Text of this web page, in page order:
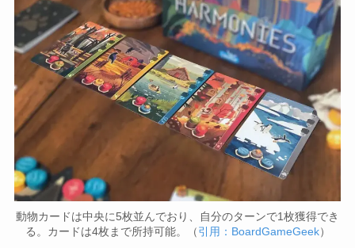
動物カードは中央に5枚並んでおり、自分のターンで1枚獲得でき
る。カードは4枚まで所持可能。（ 引用：BoardGameGeek）